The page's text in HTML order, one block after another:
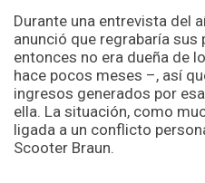
Durante una entrevista del
anunció que regrabaría sus
entonces no era dueña de
hace pocos meses –, así
ingresos generados por
ella. La situación, como
ligada a un conflicto
Scooter Braun.